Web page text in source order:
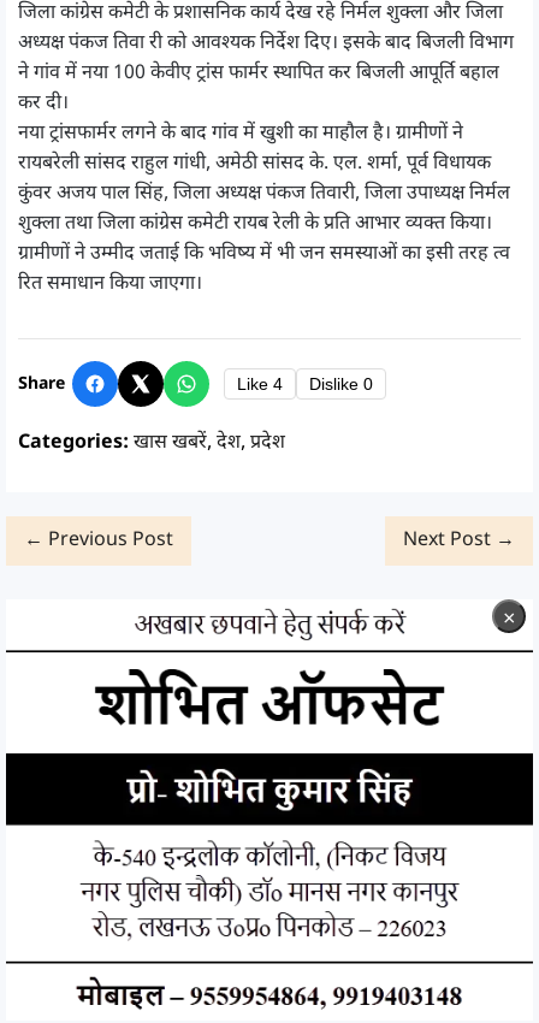
जिला कांग्रेस कमेटी के प्रशासनिक कार्य देख रहे निर्मल शुक्ला और जिला
अध्यक्ष पंकज तिवा री को आवश्यक निर्देश दिए। इसके बाद बिजली विभाग
ने गांव में नया 100 केवीए ट्रांस फार्मर स्थापित कर बिजली आपूर्ति बहाल
कर दी।
नया ट्रांसफार्मर लगने के बाद गांव में खुशी का माहौल है। ग्रामीणों ने
रायबरेली सांसद राहुल गांधी, अमेठी सांसद के. एल. शर्मा, पूर्व विधायक
कुंवर अजय पाल सिंह, जिला अध्यक्ष पंकज तिवारी, जिला उपाध्यक्ष निर्मल
शुक्ला तथा जिला कांग्रेस कमेटी रायब रेली के प्रति आभार व्यक्त किया।
ग्रामीणों ने उम्मीद जताई कि भविष्य में भी जन समस्याओं का इसी तरह त्व
रित समाधान किया जाएगा।
Share Like 4 Dislike 0
Categories: खास खबरें, देश, प्रदेश
← Previous Post Next Post →
×